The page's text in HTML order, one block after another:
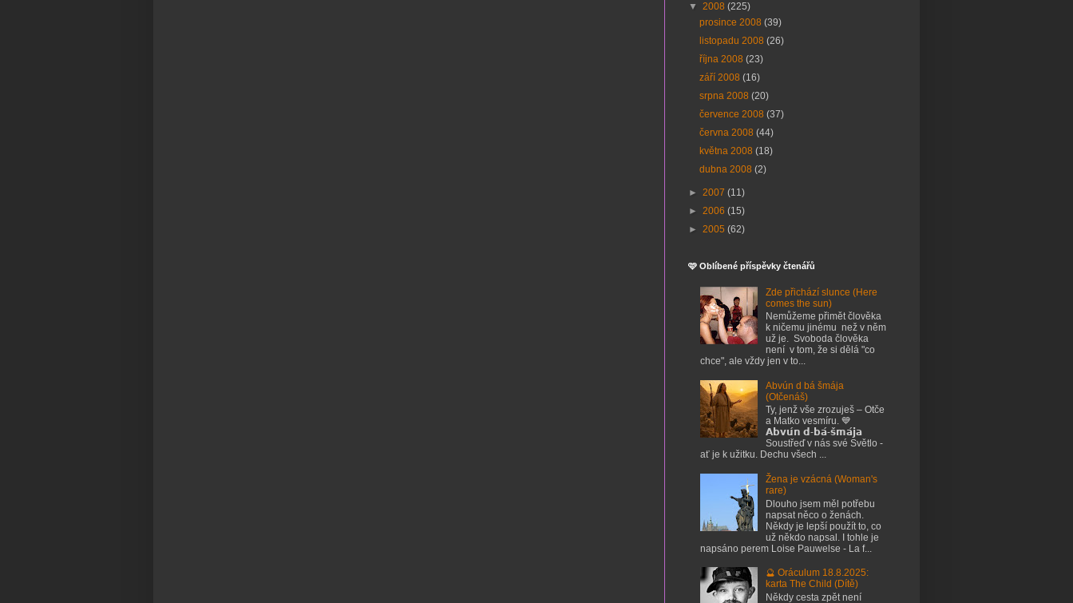
▼ 2008 (225)
prosince 2008(39)
listopadu 2008(26)
října 2008(23)
září 2008(16)
srpna 2008(20)
července 2008(37)
června 2008(44)
května 2008(18)
dubna 2008(2)
► 2007 (11)
► 2006 (15)
► 2005 (62)
🩷 Oblíbené příspěvky čtenářů
Zde přichází slunce (Here
comes the sun)
Nemůžeme přimět člověka
k ničemu jinému než v něm
už je. Svoboda člověka
není v tom, že si dělá "co
chce", ale vždy jen v to...
Abvún d bá šmája
(Otčenáš)
Ty, jenž vše zrozuješ – Otče
a Matko vesmíru. 💙
𝗔𝗯𝘃𝘂́𝗻 𝗱-𝗯𝗮́-𝘀̌𝗺𝗮́𝗷𝗮
Soustřeď v nás své Světlo -
ať je k užitku. Dechu všech ...
Žena je vzácná (Woman's
rare)
Dlouho jsem měl potřebu
napsat něco o ženách.
Někdy je lepší použít to, co
už někdo napsal. I tohle je
napsáno perem Loise Pauwelse - La f...
🔮 Oráculum 18.8.2025:
karta The Child (Dítě)
Někdy cesta zpět není